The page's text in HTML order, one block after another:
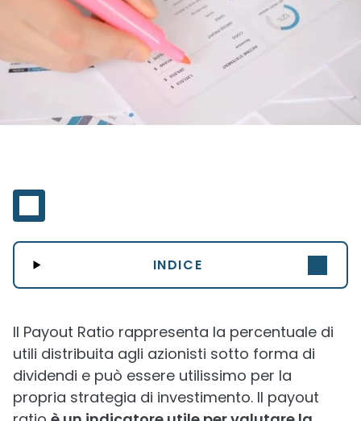
INDICE
Il Payout Ratio rappresenta la percentuale di
utili distribuita agli azionisti sotto forma di
dividendi e può essere utilissimo per la
propria strategia di investimento. Il payout